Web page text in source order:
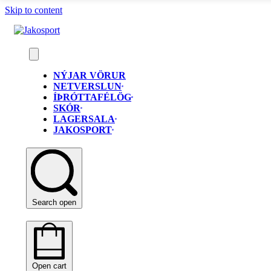
Skip to content
NÝJAR VÖRUR
NETVERSLUN
ÍÞRÓTTAFÉLÖG
SKÓR
LAGERSALA
JAKOSPORT
Search open
Open cart